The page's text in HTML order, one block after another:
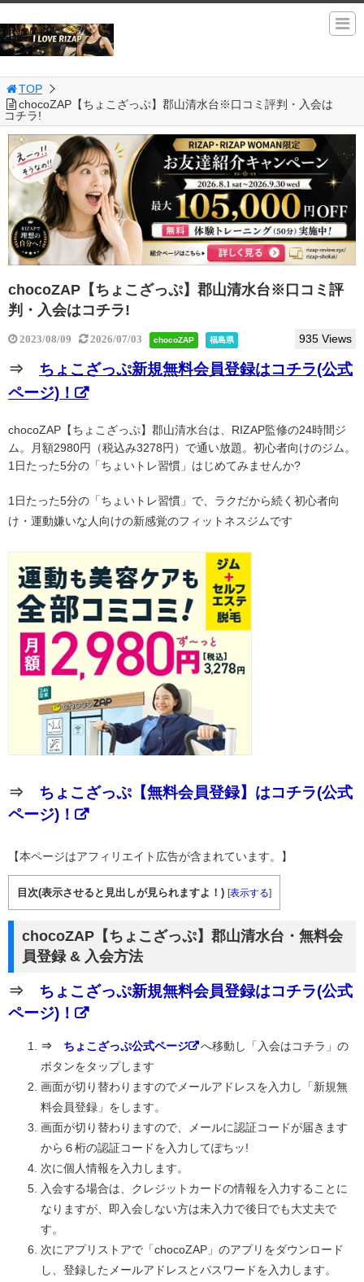
TOP
chocoZAP【ちょこざっぷ】郡山清水台※口コミ評判・入会は
コチラ!
chocoZAP【ちょこざっぷ】郡山清水台※口コミ評
判・入会はコチラ!
2023/08/09 2026/07/03 chocoZAP 福島県 935 Views
⇒ ちょこざっぷ新規無料会員登録はコチラ(公式
ページ)！
chocoZAP【ちょこざっぷ】郡山清水台は、RIZAP監修の24時間ジ
ム。月額2980円（税込み3278円）で通い放題。初心者向けのジム。
1日たった5分の「ちょいトレ習慣」はじめてみませんか?
1日たった5分の「ちょいトレ習慣」で、ラクだから続く初心者向
け・運動嫌いな人向けの新感覚のフィットネスジムです
⇒ ちょこざっぷ【無料会員登録】はコチラ(公式
ページ)！
【本ページはアフィリエイト広告が含まれています。】
目次(表示させると見出しが見られますよ！) [表示する]
chocoZAP【ちょこざっぷ】郡山清水台・無料会
員登録 & 入会方法
⇒ ちょこざっぷ新規無料会員登録はコチラ(公式
ページ)！
⇒ ちょこざっぷ公式ページ
へ移動し「入会はコチラ」の
ボタンをタップします
画面が切り替わりますのでメールアドレスを入力し「新規無
料会員登録」をします。
画面が切り替わりますので、メールに認証コードが届きます
から６桁の認証コードを入力してぽちッ!
次に個人情報を入力します。
入会する場合は、クレジットカードの情報を入力することに
なりますが、即入会しない方は未入力で後日でも大丈夫で
す。
次にアプリストアで「chocoZAP」のアプリをダウンロード
し、登録したメールアドレスとパスワードを入力します。